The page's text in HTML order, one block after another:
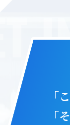
「
「